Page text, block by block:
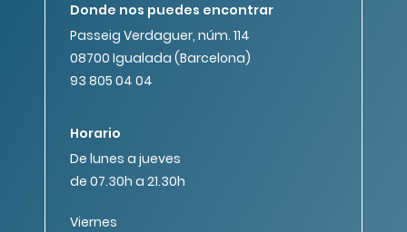
Donde nos puedes encontrar
Passeig Verdaguer, núm. 114
08700 Igualada (Barcelona)
93 805 04 04
Horario
De lunes a jueves
de 07.30h a 21.30h
Viernes